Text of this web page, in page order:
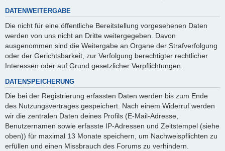
DATENWEITERGABE
Die nicht für eine öffentliche Bereitstellung vorgesehenen Daten
werden von uns nicht an Dritte weitergegeben. Davon
ausgenommen sind die Weitergabe an Organe der Strafverfolgung
oder der Gerichtsbarkeit, zur Verfolgung berechtigter rechtlicher
Interessen oder auf Grund gesetzlicher Verpflichtungen.
DATENSPEICHERUNG
Die bei der Registrierung erfassten Daten werden bis zum Ende
des Nutzungsvertrages gespeichert. Nach einem Widerruf werden
wir die zentralen Daten deines Profils (E-Mail-Adresse,
Benutzernamen sowie erfasste IP-Adressen und Zeitstempel (siehe
oben)) für maximal 13 Monate speichern, um Nachweispflichten zu
erfüllen und einen Missbrauch des Forums zu verhindern.